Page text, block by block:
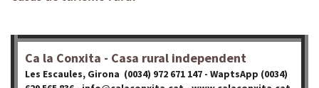
Ca la Conxita - Casa rural independent
Les Escaules, Girona (0034) 972 671 147 - WaptsApp (0034)